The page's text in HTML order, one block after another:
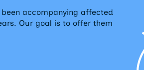
accompanying affected
Our goal is to offer them